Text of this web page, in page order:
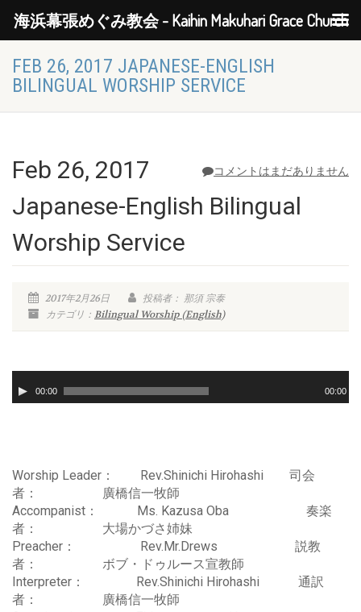
FEB 26, 2017 JAPANESE-ENGLISH
BILINGUAL WORSHIP SERVICE
コメントはまだありません
Feb 26, 2017
Japanese-English Bilingual
Worship Service
2017年2月26日
投稿者： 那須 宗泰
カテゴリ： Bilingual Worship (English)
声
ヤ
ー
00:00 00:00
Worship Leader： Rev.Shinichi Hirohashi 司会
者： 廣橋信一牧師
Accompanist： Ms. Kazusa Oba 奏楽
者： 大場かづさ姉妹
Preacher： Rev.Mr.Drews 説教
者： ボブ・ドゥルース宣教師
Interpreter： Rev.Shinichi Hirohashi 通訳
者： 廣橋信一牧師
海浜幕張めぐみ教会 - Kaihin Makuhari Grace Church